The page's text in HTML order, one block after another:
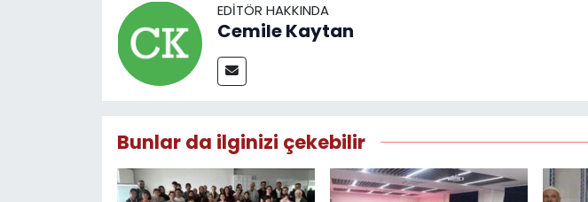
EDITÖR HAKKINDA
Cemile Kaytan
Bunlar da ilginizi çekebilir